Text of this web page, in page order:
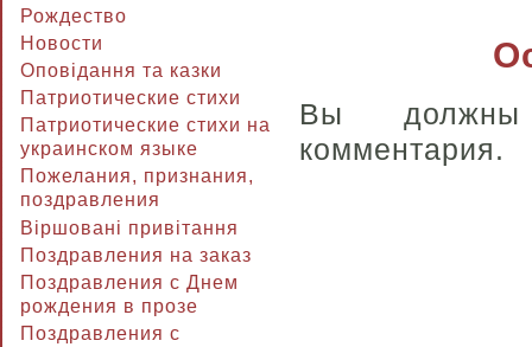
Рождество
Новости
Оповідання та казки
Патриотические стихи
Патриотические стихи на
украинском языке
Пожелания, признания,
поздравления
Віршовані привітання
Поздравления на заказ
Поздравления с Днем
рождения в прозе
Поздравления с
Вы
комментария.